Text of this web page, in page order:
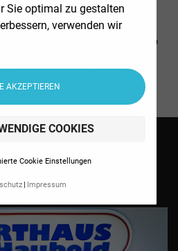
Sie optimal zu gestalten
verwenden wir
AKZEPTIEREN
COOKIES
Cookie Einstellungen
Impressum
Mehrwertsteuer)
pauschal mit 5,95 € pro
€ erfolgt der Versand